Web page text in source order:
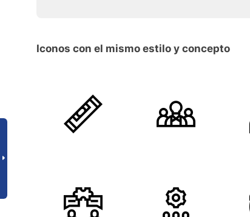
Iconos con el mismo estilo y concepto